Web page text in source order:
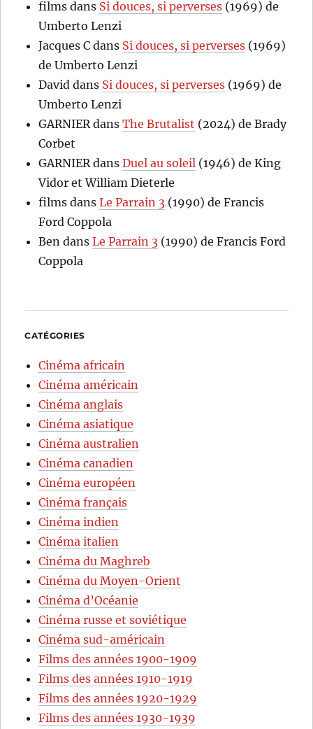
films dans Si douces, si perverses (1969) de
Umberto Lenzi
Jacques C dans Si douces, si perverses (1969)
de Umberto Lenzi
David dans Si douces, si perverses (1969) de
Umberto Lenzi
GARNIER dansThe Brutalist (2024) de Brady
Corbet
GARNIER dansDuel au soleil (1946) de King
Vidor et William Dieterle
films dansLe Parrain 3 (1990) de Francis
Ford Coppola
Ben dansLe Parrain 3 (1990) de Francis Ford
Coppola
CATÉGORIES
Cinéma africain
Cinéma américain
Cinéma anglais
Cinéma asiatique
Cinéma australien
Cinéma canadien
Cinéma européen
Cinéma français
Cinéma indien
Cinéma italien
Cinéma du Maghreb
Cinéma du Moyen-Orient
Cinéma d’Océanie
Cinéma russe et soviétique
Cinéma sud-américain
Films des années 1900-1909
Films des années 1910-1919
Films des années 1920-1929
Films des années 1930-1939